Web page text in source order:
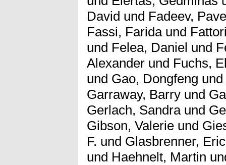
David und Fadeev,
Fassi, Faridaund
und Felea, Daniel und
Alexander und Fuchs,
und Gao, Dongfeng und
Garraway, Barry und
Gerlach, Sandraund
Gibson, Valerie und
F. und Glasbrenner,
und Haehnelt, Martin